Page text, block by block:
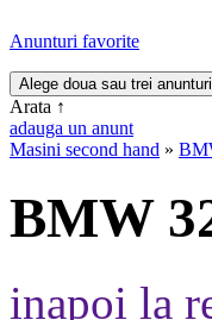
Anunturi favorite
Arata ↑
adauga un anunt
Masini second hand »
BMW
inapoi la